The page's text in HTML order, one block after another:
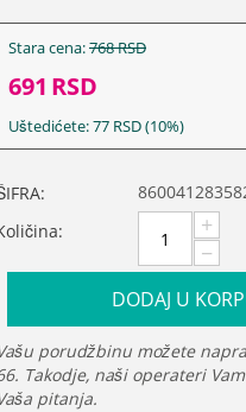
Stara cena:768RSD
691 RSD
Uštedićete:77 RSD(10%)
+
−
DODAJ U
porudžbinu možete
Takodje, naši operateri
pitanja.